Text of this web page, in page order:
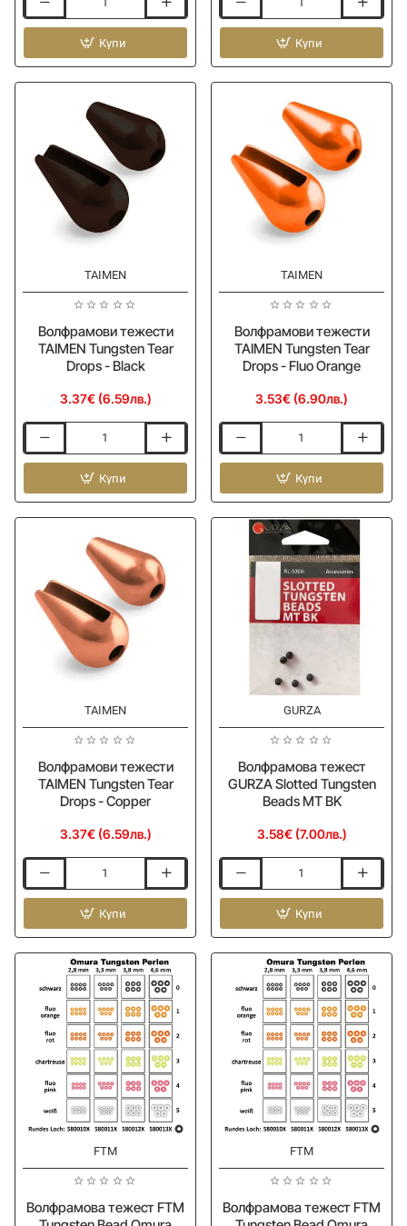
Волфрамови
тежести
Tungsten
Hot
Купи
Волфрамови
тежести
Tungsten
Tear
Купи
TAIMEN
Волфрамови тежести
TAIMEN Tungsten Tear
Drops - Black
3.37€ (6.59лв.)
Волфрамови
тежести
Tungsten
Tear
Купи
TAIMEN
Волфрамови тежести
TAIMEN Tungsten Tear
Drops - Fluo Orange
3.53€ (6.90лв.)
Волфрамови
тежести
Tungsten
Tear
Drops
Orange
Купи
TAIMEN
Волфрамови тежести
TAIMEN Tungsten Tear
Drops - Copper
3.37€ (6.59лв.)
Волфрамови
тежести
Tungsten
Tear
Купи
GURZA
Волфрамова тежест
GURZA Slotted Tungsten
Beads MT BK
3.58€ (7.00лв.)
Волфрамова
тежест
Slotted
Tungsten
MT
Купи
FTM
Волфрамова тежест FTM
FTM
Волфрамова тежест FTM